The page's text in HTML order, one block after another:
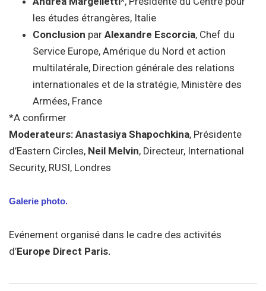
les études étrangères, Italie
Conclusion par Alexandre Escorcia, Chef du
Service Europe, Amérique du Nord et action
multilatérale, Direction générale des relations
internationales et de la stratégie, Ministère des
Armées, France
*A confirmer
Moderateurs: Anastasiya Shapochkina, Présidente
d’Eastern Circles, Neil Melvin, Directeur, International
Security, RUSI, Londres
Galerie photo.
Evénement organisé dans le cadre des activités
d’Europe Direct Paris.